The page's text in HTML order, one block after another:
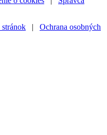
stránok | Ochrana osobných